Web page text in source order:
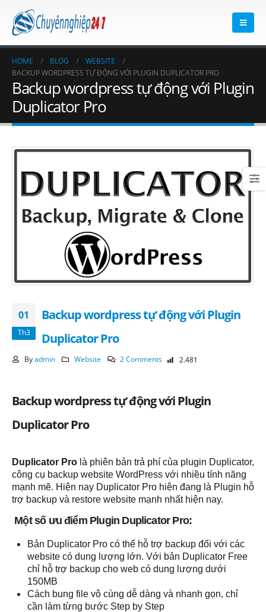
HOME BLOG
WEBSITE
BACKUP WORDPRESS TỰ ĐỘNG VỚI PLUGIN DUPLICATOR PRO
Backup wordpress tự động với Plugin
Duplicator Pro
01
Th3
Backup wordpress tự động với Plugin
Duplicator Pro
Byadmin Website 2 Comments 2.481
Backup wordpress tự động với Plugin
Duplicator Pro
Duplicator Pro là phiên bản trả phí của plugin Duplicator,
công cụ backup website WordPress với nhiều tính năng
mạnh mẽ. Hiện nay Duplicator Pro hiện đang là Plugin hỗ
trợ backup và restore website mạnh nhất hiện nay.
Một số ưu điểm Plugin Duplicator Pro:
Bản Duplicator Pro có thể hỗ trợ backup đối với các
website có dung lượng lớn. Với bản Duplicator Free
chỉ hỗ trợ backup cho web có dung lượng dưới
150MB
Cách bung file vô cùng dễ dàng và nhanh gọn, chỉ
cần làm từng bước Step by Step